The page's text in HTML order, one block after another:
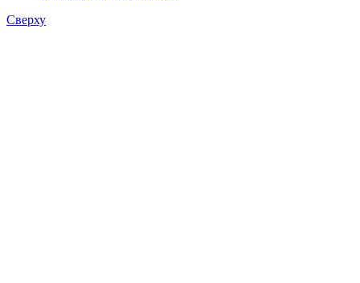
Сверху